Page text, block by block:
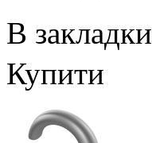
В закладки
Купити